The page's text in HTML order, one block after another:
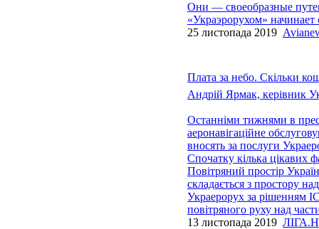
Они — своеобразные
«Украэрорухом»
25 листопада 2019
Плата за небо. Скільки
Андрій Ярмак, керівник
Останніми тижнями в
аеронавігаційне
вносять за послуги
Спочатку кілька цікавих
Повітряний простір
складається з простору
Украерорух за рішенням
повітряного руху над
13 листопада 2019